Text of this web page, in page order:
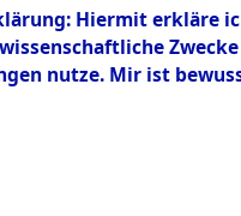
0027
Hiermit erkläre
nutze. Mir ist